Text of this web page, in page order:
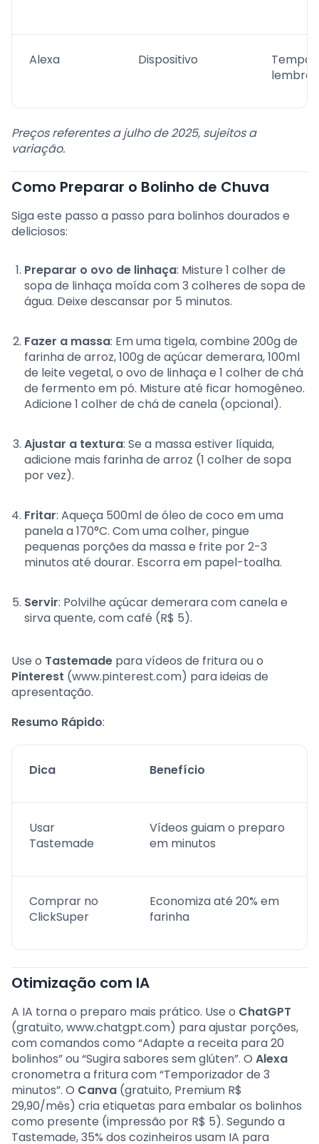
Alexa Dispositivo
Preços referentes a julho de 2025, sujeitos a
variação.
Como Preparar o Bolinho de Chuva
Siga este passo a passo para bolinhos dourados e
deliciosos:
Preparar o ovo de linhaça: Misture 1 colher de
sopa de linhaça moída com 3 colheres de sopa de
água. Deixe descansar por 5 minutos.
Fazer a massa: Em uma tigela, combine 200g de
farinha de arroz, 100g de açúcar demerara, 100ml
de leite vegetal, o ovo de linhaça e 1 colher de chá
de fermento em pó. Misture até ficar homogêneo.
Adicione 1 colher de chá de canela (opcional).
Ajustar a textura: Se a massa estiver líquida,
adicione mais farinha de arroz (1 colher de sopa
por vez).
Fritar: Aqueça 500ml de óleo de coco em uma
panela a 170°C. Com uma colher, pingue
pequenas porções da massa e frite por 2-3
minutos até dourar. Escorra em papel-toalha.
Servir: Polvilhe açúcar demerara com canela e
sirva quente, com café (R$ 5).
Use o Tastemade para vídeos de fritura ou o
Pinterest (www.pinterest.com) para ideias de
apresentação.
Resumo Rápido:
Dica Benefício
Usar
Tastemade
Vídeos guiam o preparo
em minutos
Comprar no
ClickSuper
Economiza até 20% em
farinha
Otimização com IA
A IA torna o preparo mais prático. Use o ChatGPT
(gratuito, www.chatgpt.com) para ajustar porções,
com comandos como “Adapte a receita para 20
bolinhos” ou “Sugira sabores sem glúten”. O Alexa
cronometra a fritura com “Temporizador de 3
minutos”. O Canva (gratuito, Premium R$
29,90/mês) cria etiquetas para embalar os bolinhos
como presente (impressão por R$ 5). Segundo a
Tastemade, 35% dos cozinheiros usam IA para